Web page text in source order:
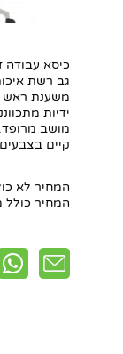
כיסא עבודה
גב רשת
משענת ראש
ידיות
מושב מרופד.
קיים
המחיר לא
המחיר